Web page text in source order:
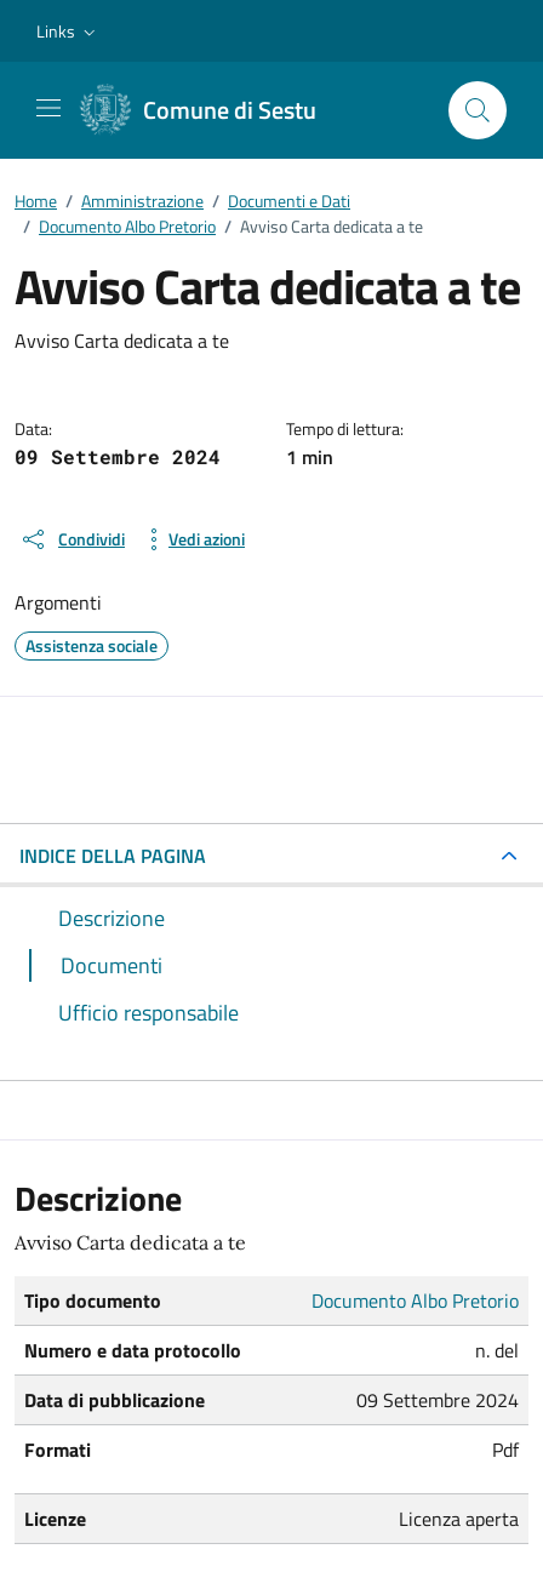
Links
Comune di Sestu
Home / Amministrazione / Documenti e Dati
/ Documento Albo Pretorio / Avviso Carta dedicata a te
Avviso Carta dedicata a te
Dettagli del documento
Avviso Carta dedicata a te
Data:
09 Settembre 2024
Tempo di lettura:
1 min
Condividi Vedi azioni
Argomenti
Assistenza sociale
INDICE DELLA PAGINA
Descrizione
Documenti
Ufficio responsabile
Descrizione
Avviso Carta dedicata a te
Tipo documento
Documento Albo Pretorio
Numero e data protocollo
n. del
Data di pubblicazione
09 Settembre 2024
Formati
Pdf
Licenze Licenza aperta